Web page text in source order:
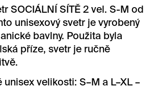
SOCIÁLNÍ SÍTĚ 2 vel. S-M od
unisexový svetr je vyrobený
bavlny. Použita byla
příze, svetr je ručně
unisex velikosti: S–M a L–XL –